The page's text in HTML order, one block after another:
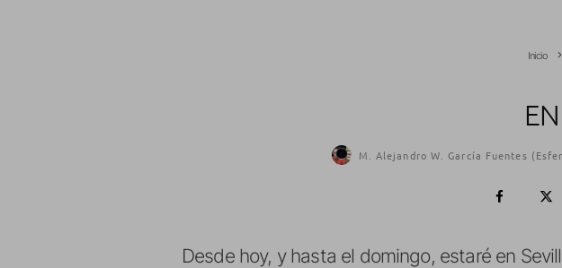
Inicio
M. Alejandro W. García Fuentes
Desde hoy, y hasta el domingo, estaré en